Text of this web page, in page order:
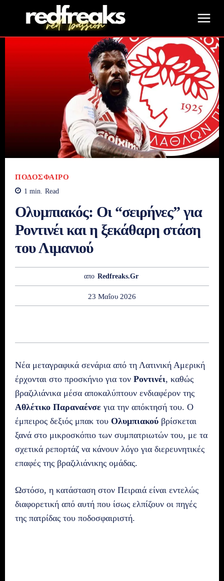
ΠΟΔΌΣΦΑΙΡΟ
1 min. Read
Ολυμπιακός: Οι “σειρήνες” για
Ροντινέι και η ξεκάθαρη στάση
του Λιμανιού
απο Redfreaks.gr
23 Μαΐου 2026
Νέα μεταγραφικά σενάρια από τη Λατινική Αμερική
έρχονται στο προσκήνιο για τον Ροντινέι, καθώς
βραζιλιάνικα μέσα αποκαλύπτουν ενδιαφέρον της
Αθλέτικο Παραναένσε για την απόκτησή του. Ο
έμπειρος δεξιός μπακ του Ολυμπιακού βρίσκεται
ξανά στο μικροσκόπιο των συμπατριωτών του, με τα
σχετικά ρεπορτάζ να κάνουν λόγο για διερευνητικές
επαφές της βραζιλιάνικης ομάδας.
Ωστόσο, η κατάσταση στον Πειραιά είναι εντελώς
διαφορετική από αυτή που ίσως ελπίζουν οι πηγές
της πατρίδας του ποδοσφαιριστή.